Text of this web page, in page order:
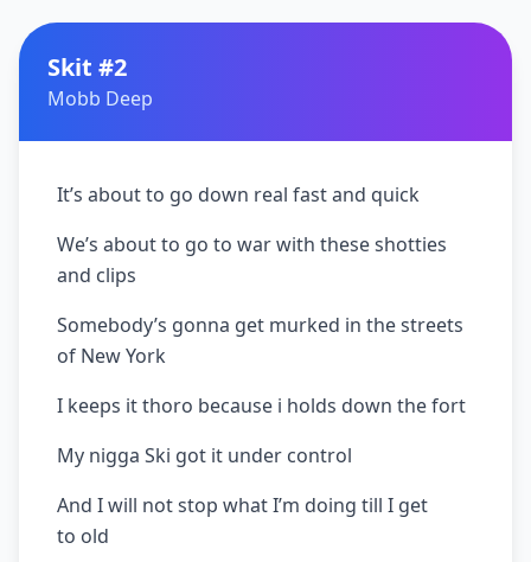
Skit #2
Mobb Deep
It’s about to go down real fast and quick
We’s about to go to war with these shotties
and clips
Somebody’s gonna get murked in the streets
of New York
I keeps it thoro because i holds down the fort
My nigga Ski got it under control
And I will not stop what I’m doing till I get
to old